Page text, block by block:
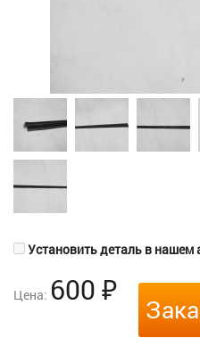
Установить деталь в нашем
Цена: 600 ₽